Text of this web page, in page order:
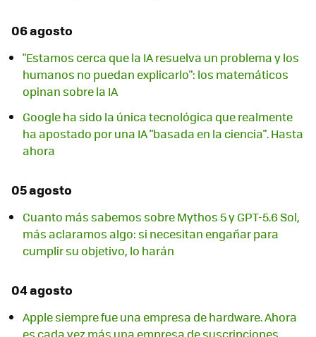
06 agosto
"Estamos cerca que la IA resuelva un problema y los
humanos no puedan explicarlo": los matemáticos
opinan sobre la IA
Google ha sido la única tecnológica que realmente
ha apostado por una IA "basada en la ciencia". Hasta
ahora
05 agosto
Cuanto más sabemos sobre Mythos 5 y GPT-5.6 Sol,
más aclaramos algo: si necesitan engañar para
cumplir su objetivo, lo harán
04 agosto
Apple siempre fue una empresa de hardware. Ahora